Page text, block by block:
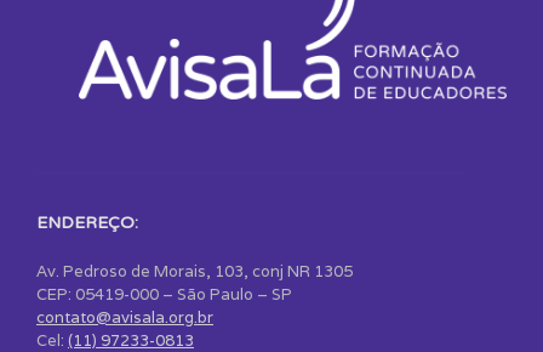
ENDEREÇO:
Av. Pedroso de Morais, 103, conj NR 1305
CEP: 05419-000 – São Paulo – SP
contato@avisala.org.br
Cel: (11) 97233-0813